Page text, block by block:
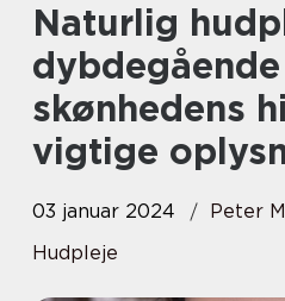
Naturlig hudpleje: Et
skønhedens
vigtige
03 januar 2024
Peter
Hudpleje